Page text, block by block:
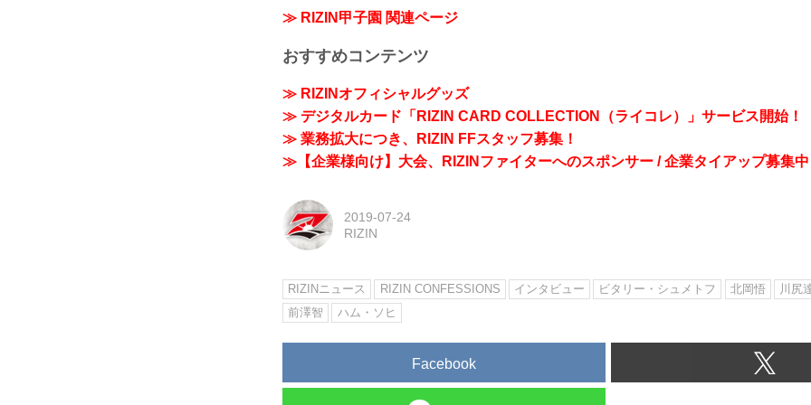
≫ RIZIN甲子園 関連ページ
おすすめコンテンツ
≫ RIZINオフィシャルグッズ
≫ デジタルカード「RIZIN CARD COLLECTION（ライコレ）」サービス開始！
≫ 業務拡大につき、RIZIN FFスタッフ募集！
≫【企業様向け】大会、RIZINファイターへのスポンサー / 企業タイアップ募集中
2019-07-24
RIZIN
RIZINニュース RIZIN CONFESSIONS インタビュー ビタリー・シュメトフ 北岡悟 川尻
前澤智
ハム・ソヒ
Facebook